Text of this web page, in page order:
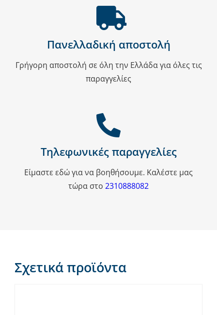
Πανελλαδική αποστολή
Γρήγορη αποστολή σε όλη την Ελλάδα για όλες τις
παραγγελίες
Τηλεφωνικές παραγγελίες
Είμαστε εδώ για να βοηθήσουμε. Καλέστε μας
τώρα στο 2310888082
Σχετικά προϊόντα